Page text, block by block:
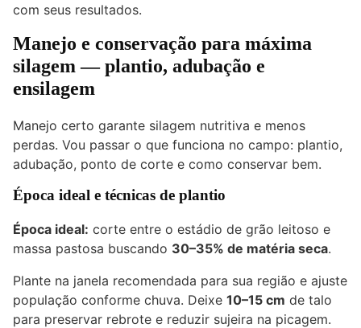
com seus resultados.
Manejo e conservação para máxima
silagem— plantio, adubação e
ensilagem
Manejo certo garante silagem nutritiva e menos
perdas. Vou passar o que funciona no campo: plantio,
adubação, ponto de corte e como conservar bem.
Época ideal e técnicas de plantio
Época ideal: corte entre o estádio de grão leitoso e
massa pastosa buscando 30–35% de matéria seca.
Plante na janela recomendada para sua região e ajuste
população conforme chuva. Deixe 10–15 cm de talo
para preservar rebrote e reduzir sujeira na picagem.